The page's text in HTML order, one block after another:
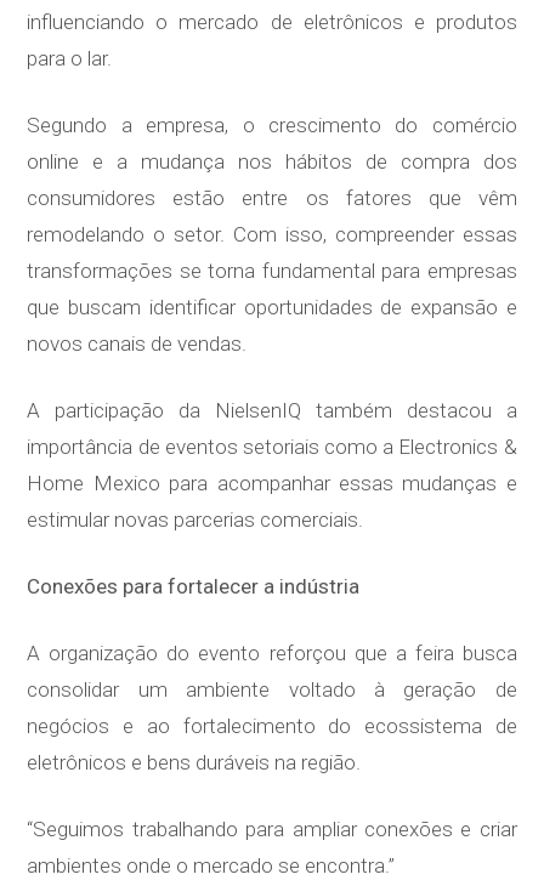
influenciando o mercado de eletrônicos e produtos
para o lar.
Segundo a empresa, o crescimento do comércio
online e a mudança nos hábitos de compra dos
consumidores estão entre os fatores que vêm
remodelando o setor. Com isso, compreender essas
transformações se torna fundamental para empresas
que buscam identificar oportunidades de expansão e
novos canais de vendas.
A participação da NielsenIQ também destacou a
importância de eventos setoriais como a Electronics &
Home Mexico para acompanhar essas mudanças e
estimular novas parcerias comerciais.
Conexões para fortalecer a indústria
A organização do evento reforçou que a feira busca
consolidar um ambiente voltado à geração de
negócios e ao fortalecimento do ecossistema de
eletrônicos e bens duráveis na região.
“Seguimos trabalhando para ampliar conexões e criar
ambientes onde o mercado se encontra.”